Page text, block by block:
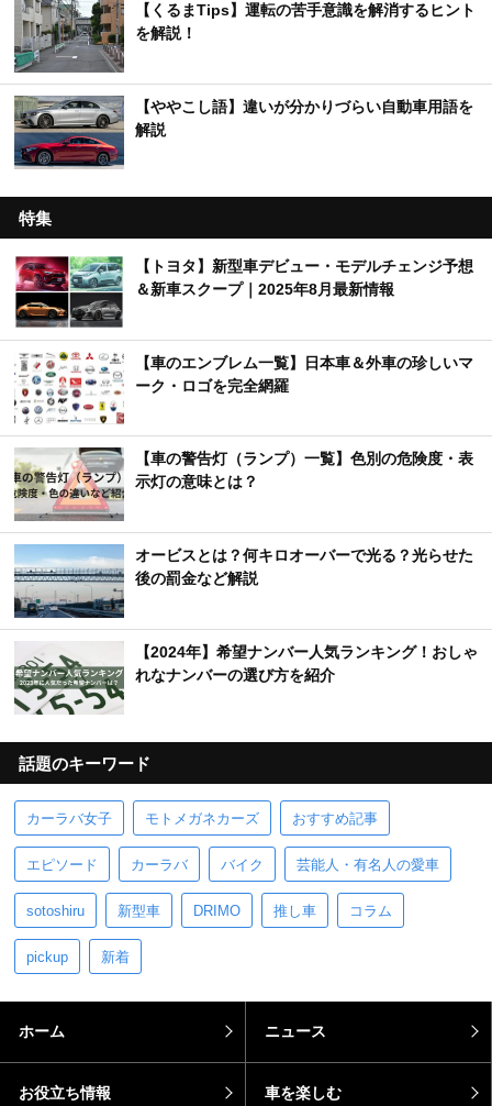
【くるまTips】運転の苦手意識を解消するヒント
を解説！
【ややこし語】違いが分かりづらい自動車用語を
解説
特集
【トヨタ】新型車デビュー・モデルチェンジ予想
＆新車スクープ｜2025年8月最新情報
【車のエンブレム一覧】日本車＆外車の珍しいマ
ーク・ロゴを完全網羅
【車の警告灯（ランプ）一覧】色別の危険度・表
示灯の意味とは？
オービスとは？何キロオーバーで光る？光らせた
後の罰金など解説
【2024年】希望ナンバー人気ランキング！おしゃ
れなナンバーの選び方を紹介
話題のキーワード
カーラバ女子 モトメガネカーズ おすすめ記事
エピソード カーラバ バイク 芸能人・有名人の愛車
sotoshiru 新型車 DRIMO 推し車 コラム
pickup 新着
ホーム ニュース
お役立ち情報 車を楽しむ